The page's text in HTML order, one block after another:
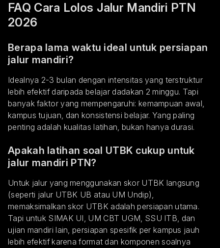
FAQ Cara Lolos Jalur Mandiri PTN
2026
Berapa lama waktu ideal untuk persiapan
jalur mandiri?
Idealnya 2-3 bulan dengan intensitas yang terstruktur
lebih efektif daripada belajar dadakan 2 minggu. Tapi
banyak faktor yang mempengaruhi: kemampuan awal,
kampus tujuan, dan konsistensi belajar. Yang paling
penting adalah kualitas latihan, bukan hanya durasi.
Apakah latihan soal UTBK cukup untuk
jalur mandiri PTN?
Untuk jalur yang menggunakan skor UTBK langsung
(seperti jalur UTBK UB atau UM Undip),
memaksimalkan skor UTBK adalah persiapan utama.
Tapi untuk SIMAK UI, UM CBT UGM, SSU ITB, dan
ujian mandiri lain, persiapan spesifik per kampus jauh
lebih efektif karena format dan komponen soalnya